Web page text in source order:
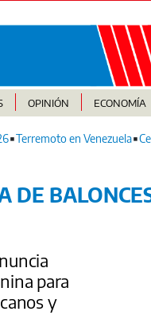
OPINIÓN ECONOMÍA
Terremoto en Venezuela
DE
para
y